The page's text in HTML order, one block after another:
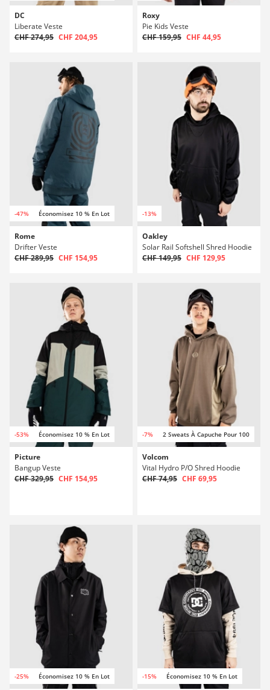
DC
Liberate Veste
CHF 274,95 CHF 204,95
Roxy
Pie Kids Veste
CHF 159,95 CHF 44,95
-47% Économisez 10 % En Lot
Rome
Drifter Veste
CHF 289,95 CHF 154,95
-13%
Oakley
Solar Rail Softshell Shred Hoodie
CHF 149,95 CHF 129,95
-53% Économisez 10 % En Lot
Picture
Bangup Veste
CHF 329,95 CHF 154,95
-7% 2 Sweats À Capuche Pour 100
Volcom
Vital Hydro P/O Shred Hoodie
CHF 74,95 CHF 69,95
-25% Économisez 10 % En Lot -15% Économisez 10 % En Lot